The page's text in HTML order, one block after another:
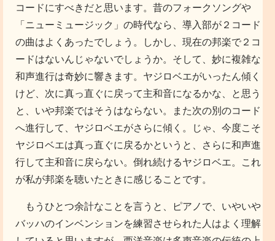
コードにすべきだと思います。昔のフォークソングや
「ニューミュージック」の時代なら、導入部が２コード
の曲はよくあったでしょう。しかし、現在の邦楽で２コ
ードはないんじゃないでしょうか。そして、妙に複雑な
和声進行は奇妙に響きます。ヤジロベエがいったん傾く
けど、次に真っ直ぐに戻って主和音になるかな、と思う
と、いや邦楽ではそうはならない。また次の別のコード
へ進行して、ヤジロベエがさらに傾く。じゃ、今度こそ
ヤジロベエは真っ直ぐに戻るかというと、さらに和声進
行して主和音に戻らない。倒れ続けるヤジロベエ。これ
が私が邦楽を聴いたときに感じることです。
もうひとつ余計なことを言うと、ピアノで、いやいや
バッハのインベンションを練習させられた人はよく理解